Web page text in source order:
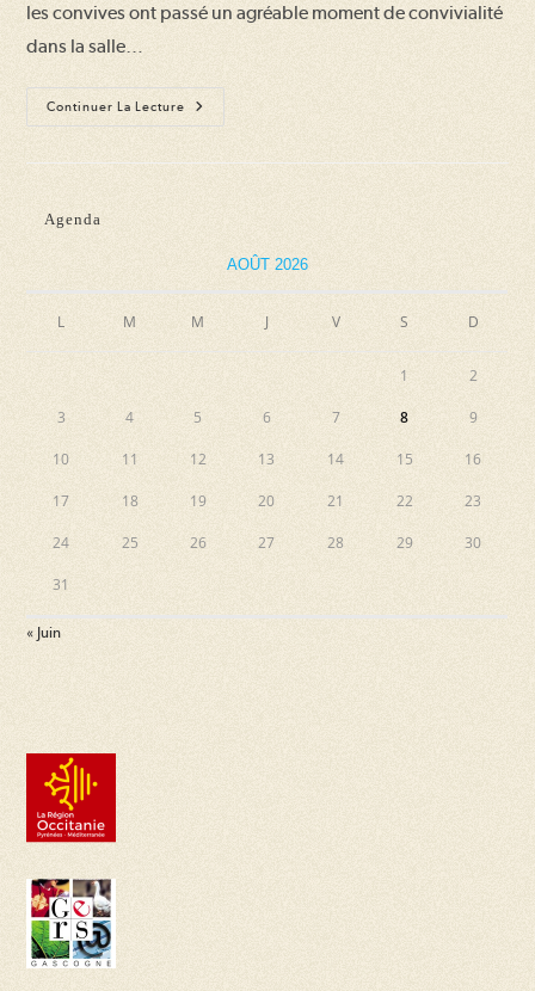
les convives ont passé un agréable moment de convivialité
dans la salle…
Continuer La Lecture
Un
Moment
Agenda
AOÛT 2026
L M M J V S D
1 2
3 4 5 6 7 8 9
10 11 12 13 14 15 16
17 18 19 20 21 22 23
24 25 26 27 28 29 30
31
« Juin